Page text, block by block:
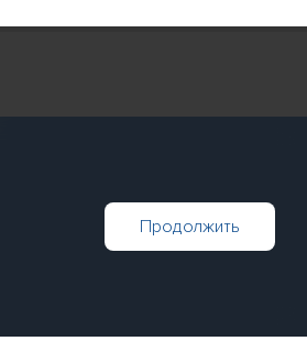
Продолжить